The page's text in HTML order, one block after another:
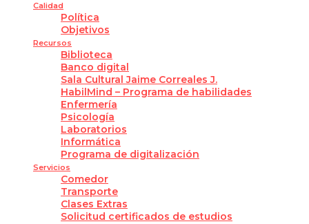
Calidad
Política
Objetivos
Recursos
Biblioteca
Banco digital
Sala Cultural Jaime Correales J.
HabilMind – Programa de habilidades
Enfermería
Psicología
Laboratorios
Informática
Programa de digitalización
Servicios
Comedor
Transporte
Clases Extras
Solicitud certificados de estudios